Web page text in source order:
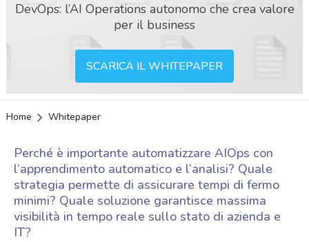
DevOps: l’AI Operations autonomo che crea valore
per il business
SCARICA IL WHITEPAPER
Home Whitepaper
Perché è importante automatizzare AIOps con
l’apprendimento automatico e l’analisi? Quale
strategia permette di assicurare tempi di fermo
minimi? Quale soluzione garantisce massima
visibilità in tempo reale sullo stato di azienda e
IT?